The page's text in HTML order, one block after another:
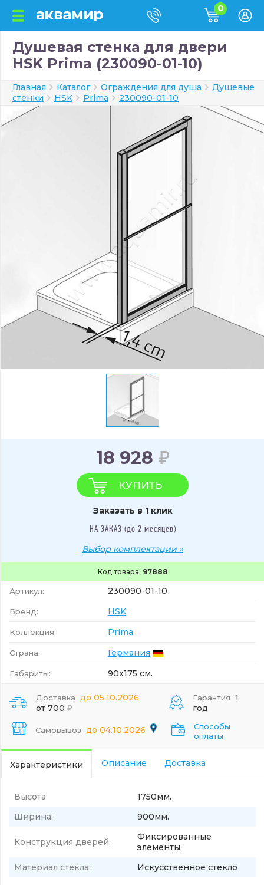
0
Душевая стенка для двери
HSK Prima (230090-01-10)
Главная Каталог Ограждения для душа
Душевые
стенки
HSK Prima 230090-01-10
Код товара: 97888
Артикул: 230090-01-10
Бренд: HSK
Коллекция: Prima
Страна: Германия
Габариты: 90x175 см.
18 928
КУПИТЬ
Заказать в 1 клик
НА ЗАКАЗ (до 2 месяцев)
Выбор комплектации »
Доставка до 05.10.2026
от 700
Самовывоз до 04.10.2026
Гарантия 1
год
Способы
оплаты
Характеристики Описание Доставка
Высота:
1750мм.
Ширина:
900мм.
Конструкция дверей:
Фиксированные
элементы
Материал стекла:
Искусственное стекло